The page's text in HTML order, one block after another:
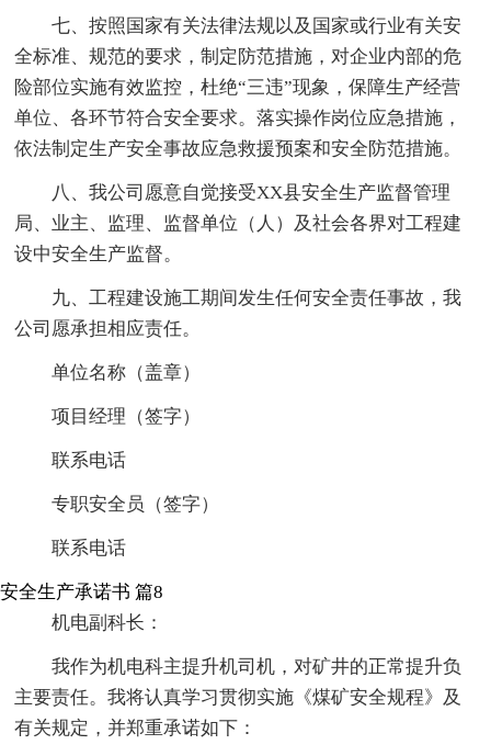
七、按照国家有关法律法规以及国家或行业有关安
全标准、规范的要求，制定防范措施，对企业内部的危
险部位实施有效监控，杜绝“三违”现象，保障生产经营
单位、各环节符合安全要求。落实操作岗位应急措施，
依法制定生产安全事故应急救援预案和安全防范措施。
八、我公司愿意自觉接受XX县安全生产监督管理
局、业主、监理、监督单位（人）及社会各界对工程建
设中安全生产监督。
九、工程建设施工期间发生任何安全责任事故，我
公司愿承担相应责任。
单位名称（盖章）
项目经理（签字）
联系电话
专职安全员（签字）
联系电话
安全生产承诺书 篇8
机电副科长：
我作为机电科主提升机司机，对矿井的正常提升负
主要责任。我将认真学习贯彻实施《煤矿安全规程》及
有关规定，并郑重承诺如下：